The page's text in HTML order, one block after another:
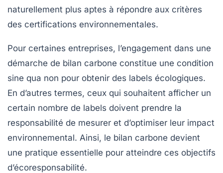
naturellement plus aptes à répondre aux critères
des certifications environnementales.
Pour certaines entreprises, l’engagement dans une
démarche de bilan carbone constitue une condition
sine qua non pour obtenir des labels écologiques.
En d’autres termes, ceux qui souhaitent afficher un
certain nombre de labels doivent prendre la
responsabilité de mesurer et d’optimiser leur impact
environnemental. Ainsi, le bilan carbone devient
une pratique essentielle pour atteindre ces objectifs
d’écoresponsabilité.